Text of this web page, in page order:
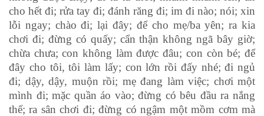
cho hết đi; rửa tay đi; đánh răng đi; im đi nào; nói; xin
lỗi ngay; chào đi; lại đây; để cho mẹ/ba yên; ra kia
chơi đi; đừng có quấy; cẩn thận không ngã bây giờ;
chừa chưa; con không làm được đâu; con còn bé; để
đây cho tôi, tôi làm lấy; con lớn rồi đấy nhé; đi ngủ
đi; dậy, dậy, muộn rồi; mẹ đang làm việc; chơi một
mình đi; mặc quần áo vào; đừng có bêu đầu ra nắng
thế; ra sân chơi đi; đừng có ngậm một mồm cơm mà